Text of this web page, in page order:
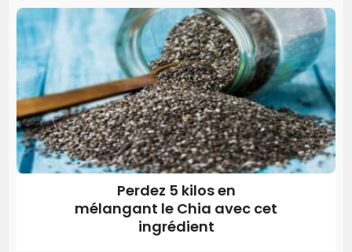
Perdez 5 kilos en
mélangant le Chia avec cet
ingrédient